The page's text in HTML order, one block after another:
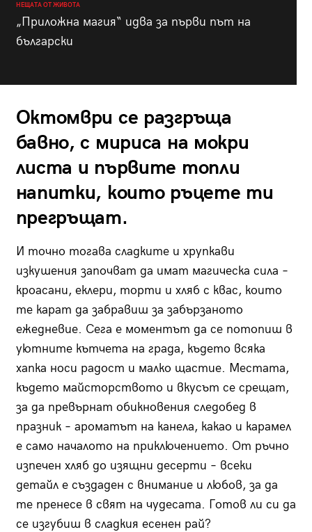
НЕЩАТА ОТ ЖИВОТА
„Приложна магия“ идва за първи път на
български
Октомври се разгръща
бавно, с мириса на мокри
листа и първите топли
напитки, които ръцете ти
прегръщат.
И точно тогава сладките и хрупкави
изкушения започват да имат магическа сила –
кроасани, еклери, торти и хляб с квас, които
те карат да забравиш за забързаното
ежедневие. Сега е моментът да се потопиш в
уютните кътчета на града, където всяка
хапка носи радост и малко щастие. Местата,
където майсторството и вкусът се срещат,
за да превърнат обикновения следобед в
празник – ароматът на канела, какао и карамел
е само началото на приключението. От ръчно
изпечен хляб до изящни десерти – всеки
детайл е създаден с внимание и любов, за да
те пренесе в свят на чудесата. Готов ли си да
се изгубиш в сладкия есенен рай?